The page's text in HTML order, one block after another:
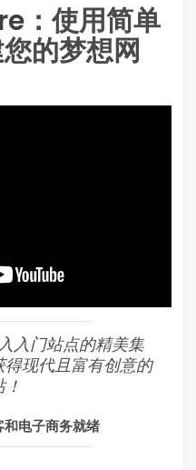
：使用简单
的梦想网
入门站点的精美集
现代且富有创意的
电子商务就绪